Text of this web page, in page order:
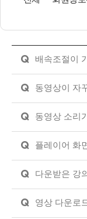
Q 배속조절이
Q 동영상이 자
Q 동영상 소리
Q 플레이어 화
Q 다운받은 강
Q 영상 다운로